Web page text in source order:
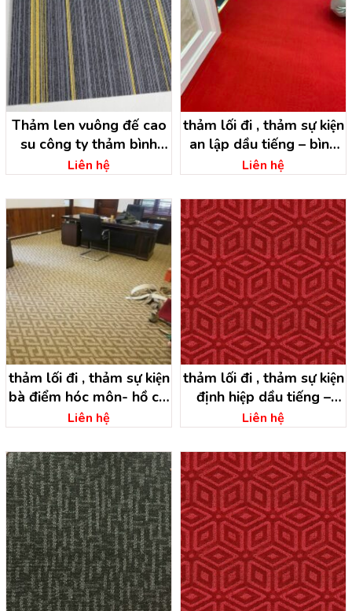
Thảm len vuông đế cao
su công ty thảm bình
dương
Liên hệ
thảm lối đi , thảm sự kiện
an lập dầu tiếng – bình
dương
Liên hệ
thảm lối đi , thảm sự kiện
bà điểm hóc môn- hồ chí
minh
Liên hệ
thảm lối đi , thảm sự kiện
định hiệp dầu tiếng –
bình dương
Liên hệ